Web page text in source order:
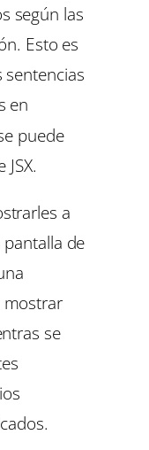
según las
Esto es
en
puede
a
de
mostrar
se